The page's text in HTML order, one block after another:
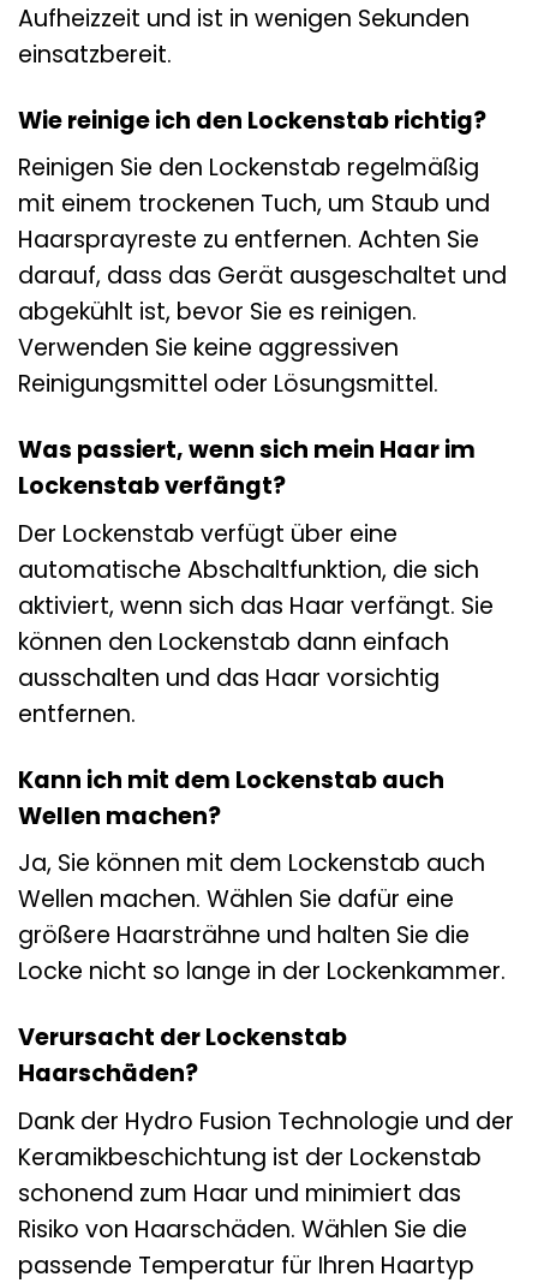
Aufheizzeit und ist in wenigen Sekunden
einsatzbereit.
Wie reinige ich den Lockenstab richtig?
Reinigen Sie den Lockenstab regelmäßig
mit einem trockenen Tuch, um Staub und
Haarsprayreste zu entfernen. Achten Sie
darauf, dass das Gerät ausgeschaltet und
abgekühlt ist, bevor Sie es reinigen.
Verwenden Sie keine aggressiven
Reinigungsmittel oder Lösungsmittel.
Was passiert, wenn sich mein Haar im
Lockenstab verfängt?
Der Lockenstab verfügt über eine
automatische Abschaltfunktion, die sich
aktiviert, wenn sich das Haar verfängt. Sie
können den Lockenstab dann einfach
ausschalten und das Haar vorsichtig
entfernen.
Kann ich mit dem Lockenstab auch
Wellen machen?
Ja, Sie können mit dem Lockenstab auch
Wellen machen. Wählen Sie dafür eine
größere Haarsträhne und halten Sie die
Locke nicht so lange in der Lockenkammer.
Verursacht der Lockenstab
Haarschäden?
Dank der Hydro Fusion Technologie und der
Keramikbeschichtung ist der Lockenstab
schonend zum Haar und minimiert das
Risiko von Haarschäden. Wählen Sie die
passende Temperatur für Ihren Haartyp